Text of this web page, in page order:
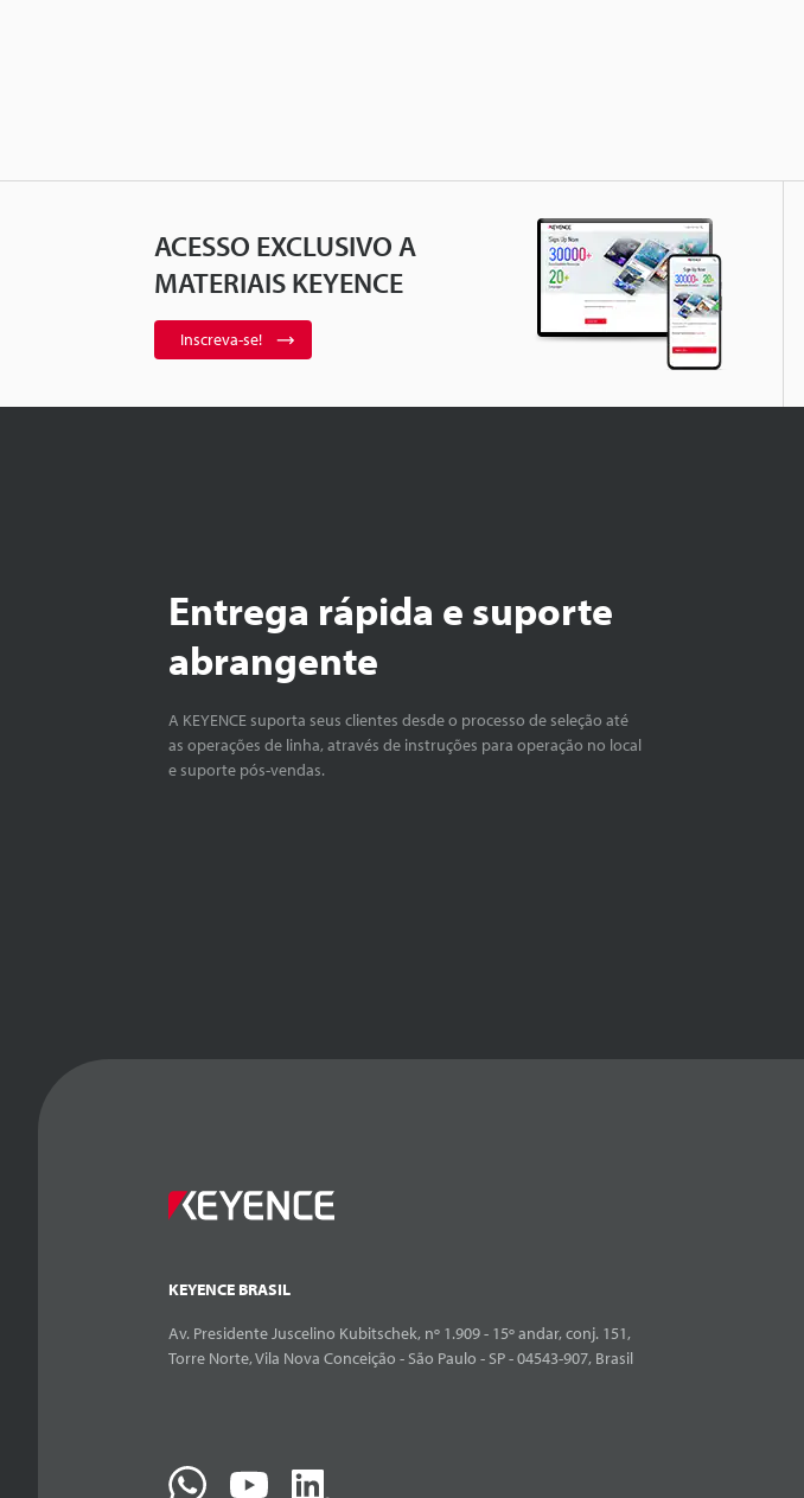
ACESSO EXCLUSIVO A
MATERIAIS KEYENCE
Inscreva-se!
Entrega rápida e suporte
abrangente
A KEYENCE suporta seus clientes desde o processo de seleção até
as operações de linha, através de instruções para operação no local
e suporte pós-vendas.
KEYENCE BRASIL
Av. Presidente Juscelino Kubitschek, nº 1.909 - 15º andar, conj. 151,
Torre Norte, Vila Nova Conceição - São Paulo - SP - 04543-907, Brasil